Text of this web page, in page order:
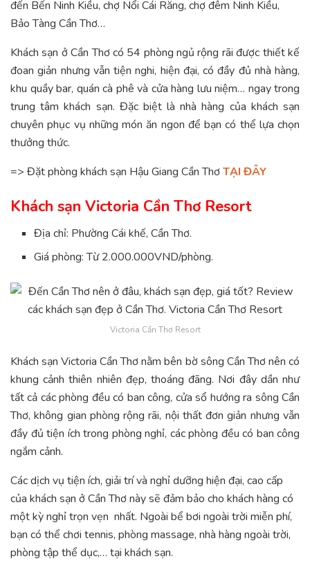
đến Bến Ninh Kiều, chợ Nổi Cái Răng, chợ đêm Ninh Kiều,
Bảo Tàng Cần Thơ…
Khách sạn ở Cần Thơ có 54 phòng ngủ rộng rãi được thiết kế
đoan giản nhưng vẫn tiện nghi, hiện đại, có đầy đủ nhà hàng,
khu quầy bar, quán cà phê và cửa hàng lưu niệm… ngay trong
trung tâm khách sạn. Đặc biệt là nhà hàng của khách sạn
chuyên phục vụ những món ăn ngon để bạn có thể lựa chọn
thưởng thức.
=> Đặt phòng khách sạn Hậu Giang Cần ThơTẠI ĐÂY
Khách sạn Victoria Cần Thơ Resort
Địa chỉ: Phường Cái khế, Cần Thơ.
Giá phòng: Từ 2.000.000VND/phòng.
Victoria Cần Thơ Resort
Khách sạn Victoria Cần Thơ nằm bên bờ sông Cần Thơ nên có
khung cảnh thiên nhiên đẹp, thoáng đãng. Nơi đây dần như
tất cả các phòng đều có ban công, cửa sổ hướng ra sông Cần
Thơ, không gian phòng rộng rãi, nội thất đơn giản nhưng vẫn
đầy đủ tiện ích trong phòng nghỉ, các phòng đều có ban công
ngắm cảnh.
Các dịch vụ tiện ích, giải trí và nghỉ dưỡng hiện đại, cao cấp
của khách sạn ở Cần Thơ này sẽ đảm bảo cho khách hàng có
một kỳ nghỉ trọn vẹn nhất. Ngoài bể bơi ngoài trời miễn phí,
bạn có thể chơi tennis, phòng massage, nhà hàng ngoài trời,
phòng tập thể dục,… tại khách sạn.